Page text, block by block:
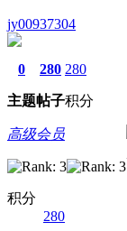
jy00937304
0
主题
280
帖子
280
积分
高级会员
积分
280